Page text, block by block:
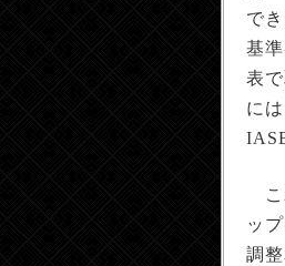
で
基
表
に
こ
ッ
調